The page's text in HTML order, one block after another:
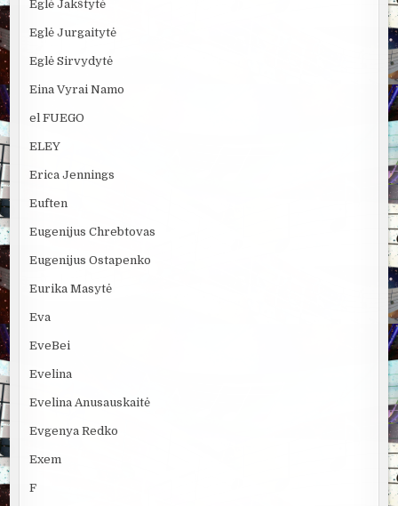
Eglė Jakštytė
Eglė Jurgaitytė
Eglė Sirvydytė
Eina Vyrai Namo
el FUEGO
ELEY
Erica Jennings
Euften
Eugenijus Chrebtovas
Eugenijus Ostapenko
Eurika Masytė
Eva
EveBei
Evelina
Evelina Anusauskaitė
Evgenya Redko
Exem
F